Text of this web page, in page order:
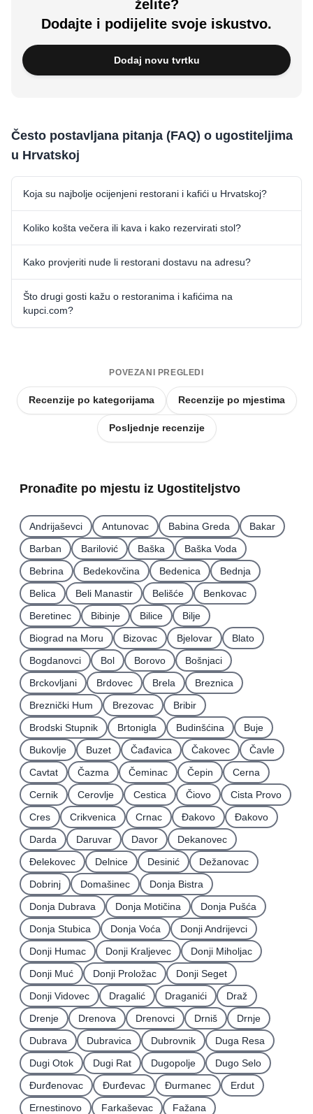
želite?
Dodajte i podijelite svoje iskustvo.
Dodaj novu tvrtku
Često postavljana pitanja (FAQ) o ugostiteljima
u Hrvatskoj
Koja su najbolje ocijenjeni restorani i kafići u Hrvatskoj?
Koliko košta večera ili kava i kako rezervirati stol?
Kako provjeriti nude li restorani dostavu na adresu?
Što drugi gosti kažu o restoranima i kafićima na
kupci.com?
POVEZANI PREGLEDI
Recenzije po kategorijama Recenzije po mjestima
Posljednje recenzije
Pronađite po mjestu iz Ugostiteljstvo
Andrijaševci Antunovac Babina Greda
Bakar
Barban
Barilović Baška
Baška Voda
Bebrina
Bedekovčina Bedenica
Bednja
Belica
Beli Manastir Belišće
Benkovac
Beretinec
Bibinje Bilice
Bilje
Biograd na Moru
Bizovac Bjelovar
Blato
Bogdanovci
Bol Borovo
Bošnjaci
Brckovljani
Brdovec Brela
Breznica
Breznički Hum
Brezovac
Bribir
Brodski Stupnik
Brtonigla Budinšćina
Buje
Bukovlje
Buzet Čađavica Čakovec
Čavle
Cavtat
Čazma Čeminac Čepin
Cerna
Cernik
Cerovlje Cestica Čiovo
Cista Provo
Cres
Crikvenica Crnac Đakovo
Ðakovo
Darda
Daruvar Davor
Dekanovec
Ðelekovec
Delnice Desinić
Dežanovac
Dobrinj
Domašinec
Donja Bistra
Donja Dubrava
Donja Motičina
Donja Pušća
Donja Stubica
Donja Voća
Donji Andrijevci
Donji Humac
Donji Kraljevec
Donji Miholjac
Donji Muć
Donji Proložac
Donji Seget
Donji Vidovec
Dragalić Draganići
Draž
Drenje
Drenova Drenovci Drniš
Drnje
Dubrava
Dubravica Dubrovnik
Duga Resa
Dugi Otok
Dugi Rat Dugopolje
Dugo Selo
Ðurđenovac
Ðurđevac Ðurmanec
Erdut
Ernestinovo
Farkaševac
Fažana